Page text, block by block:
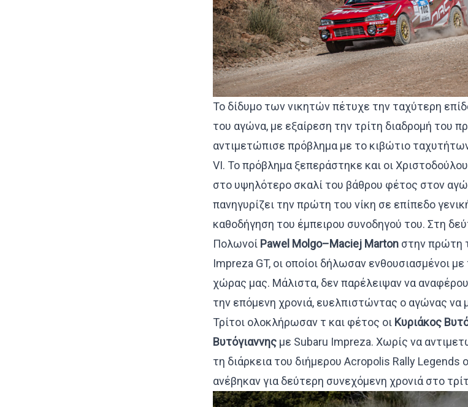
Το δίδυμο των νικητών πέτυχε την ταχύτερη
του αγώνα, με εξαίρεση την τρίτη διαδρομή του
αντιμετώπισε πρόβλημα με το κιβώτιο
VI. Το πρόβλημα ξεπεράστηκε και οι
στο υψηλότερο σκαλί του βάθρου φέτος στον
πανηγυρίζει την πρώτη του νίκη σε επίπεδο
καθοδήγηση του έμπειρου συνοδηγού του. Στη
Πολωνοί Pawel Molgo–Maciej Marton στην πρώτη
Impreza GT, οι οποίοι δήλωσαν ενθουσιασμένοι με
χώρας μας. Μάλιστα, δεν παρέλειψαν να
την επόμενη χρονιά, ευελπιστώντας ο αγώνας να
Τρίτοι ολοκλήρωσαν τ και φέτος οι Κυριάκος
Βυτόγιαννης με Subaru Impreza. Χωρίς να
τη διάρκεια του διήμερου Acropolis Rally Legends
ανέβηκαν για δεύτερη συνεχόμενη χρονιά στο